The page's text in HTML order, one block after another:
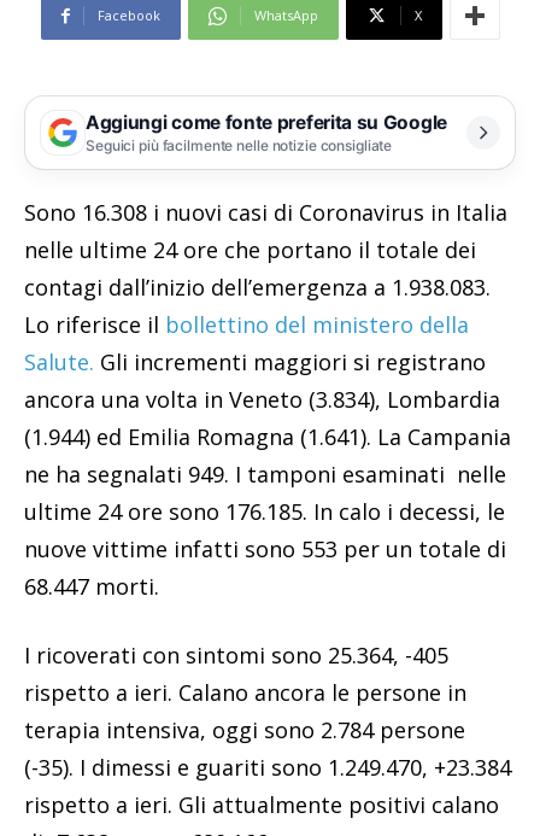
Facebook WhatsApp X
Aggiungi come fonte preferita su Google
Seguici più facilmente nelle notizie consigliate
Sono 16.308 i nuovi casi di Coronavirus in Italia
nelle ultime 24 ore che portano il totale dei
contagi dall’inizio dell’emergenza a 1.938.083.
Lo riferisce il bollettino del ministero della
Salute. Gli incrementi maggiori si registrano
ancora una volta in Veneto (3.834), Lombardia
(1.944) ed Emilia Romagna (1.641). La Campania
ne ha segnalati 949. I tamponi esaminati nelle
ultime 24 ore sono 176.185. In calo i decessi, le
nuove vittime infatti sono 553 per un totale di
68.447 morti.
I ricoverati con sintomi sono 25.364, -405
rispetto a ieri. Calano ancora le persone in
terapia intensiva, oggi sono 2.784 persone
(-35). I dimessi e guariti sono 1.249.470, +23.384
rispetto a ieri. Gli attualmente positivi calano